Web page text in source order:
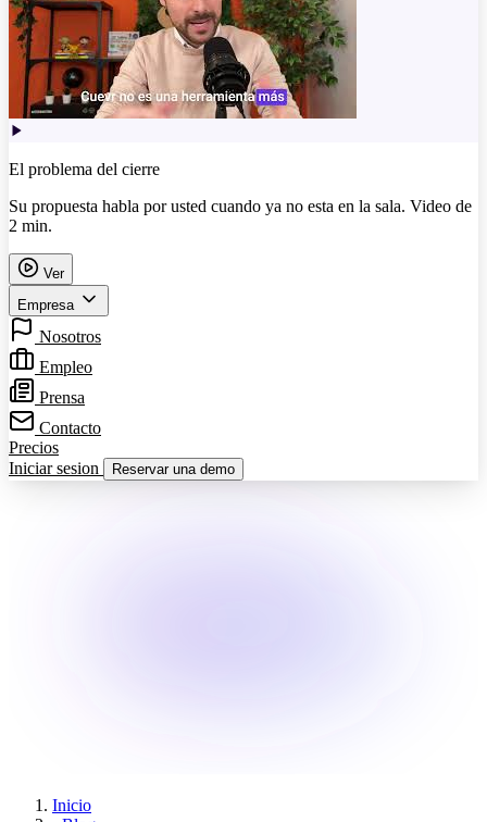
El problema del cierre
Su propuesta habla por usted cuando ya no esta en la sala. Video de
2 min.
Ver
Empresa
Nosotros
Empleo
Prensa
Contacto
Precios
Iniciar sesion
Reservar una demo
Inicio